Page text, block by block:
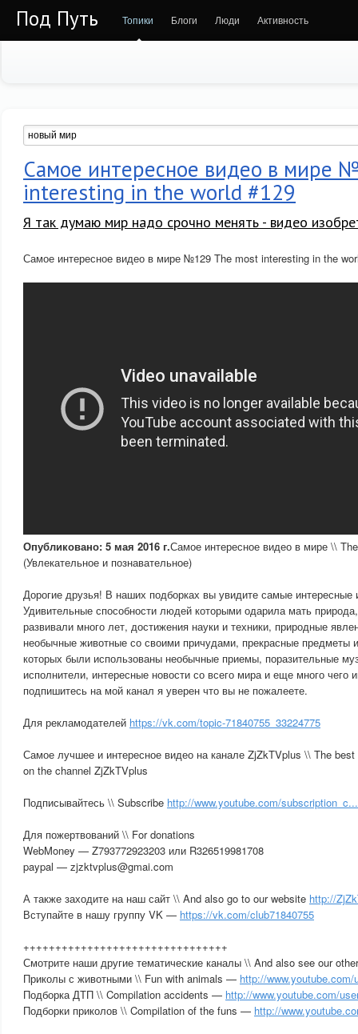
Под Путь Топики Блоги Люди Активность
Самое интересное видео в мире
interesting in the world #129
Я так думаю мир надо срочно менять - видео
Самое интересное видео в мире №129 The most interesting in the
Опубликовано: 5 мая 2016 г.Самое интересное видео в мире \\
(Увлекательное и познавательное)
Дорогие друзья! В наших подборках вы увидите самые интересные
Удивительные способности людей которыми одарила мать
развивали много лет, достижения науки и техники, природные
необычные животные со своими причудами, прекрасные предметы
которых были использованы необычные приемы, поразительные
исполнители, интересные новости со всего мира и еще много чего
подпишитесь на мой канал я уверен что вы не пожалеете.
Для рекламодателей https://vk.com/topic-71840755_33224775
Самое лучшее и интересное видео на канале ZjZkTVplus \\ The
on the channel ZjZkTVplus
Подписывайтесь \\ Subscribe http://www.youtube.com/subscription_c...
Для пожертвований \\ For donations
WebMoney — Z793772923203 или R326519981708
paypal — zjzktvplus@gmai.com
А также заходите на наш сайт \\ And also go to our website http://
Вступайте в нашу группу VK — https://vk.com/club71840755
++++++++++++++++++++++++++++++++
Смотрите наши другие тематические каналы \\ And also see our
Приколы с животными \\ Fun with animals — http://
Подборка ДТП \\ Compilation accidents — http://www.youtube.com/
Подборки приколов \\ Compilation of the funs — http://